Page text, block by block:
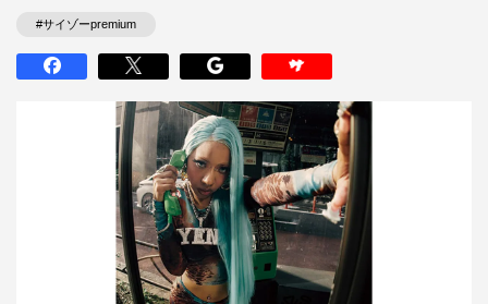
#サイゾーpremium